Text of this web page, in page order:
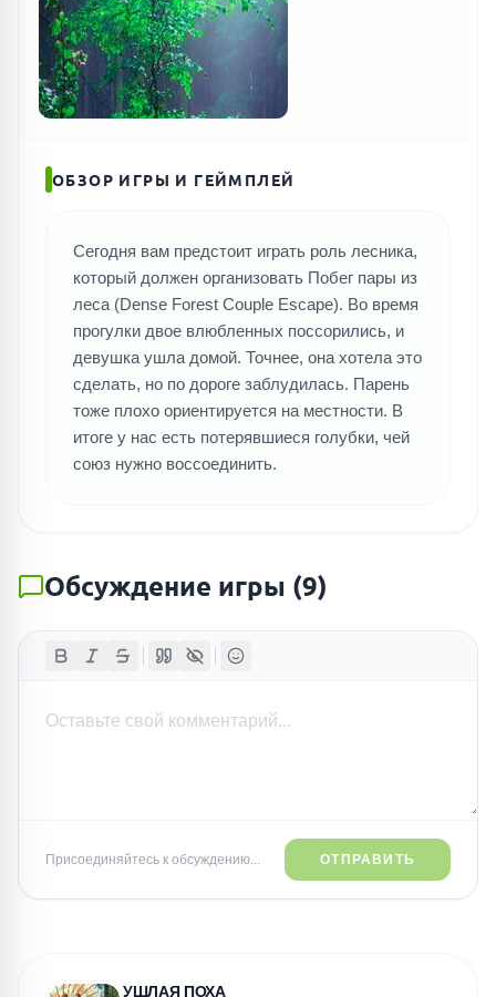
ОБЗОР ИГРЫ И ГЕЙМПЛЕЙ
Сегодня вам предстоит играть роль лесника,
который должен организовать Побег пары из
леса (Dense Forest Couple Escape). Во время
прогулки двое влюбленных поссорились, и
девушка ушла домой. Точнее, она хотела это
сделать, но по дороге заблудилась. Парень
тоже плохо ориентируется на местности. В
итоге у нас есть потерявшиеся голубки, чей
союз нужно воссоединить.
Обсуждение игры (9)
Присоединяйтесь к обсуждению... ОТПРАВИТЬ
УШЛАЯ ПОХА